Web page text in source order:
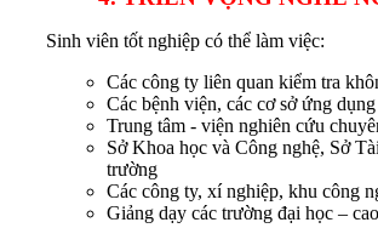
Sinh viên tốt nghiệp có thể làm việc:
Các công ty liên quan kiểm tra
Các bệnh viện, các cơ sở ứng
Trung tâm - viện nghiên cứu
Sở Khoa học và Công nghệ, Sở
trường
Các công ty, xí nghiệp, khu công
Giảng dạy các trường đại học –